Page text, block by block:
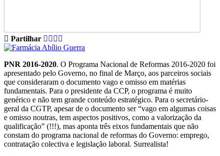
Partilhar
PNR 2016-2020. O Programa Nacional de Reformas 2016-2020 foi
apresentado pelo Governo, no final de Março, aos parceiros sociais
que consideraram o documento vago e omisso em matérias
fundamentais. Para o presidente da CCP, o programa é muito
genérico e não tem grande conteúdo estratégico. Para o secretário-
geral da CGTP, apesar de o documento ser “vago em algumas coisas
e omisso noutras, tem aspectos positivos, como a valorização da
qualificação” (!!!), mas aponta três eixos fundamentais que não
constam do programa nacional de reformas do Governo: emprego,
contratação colectiva e legislação laboral. Surrealista!